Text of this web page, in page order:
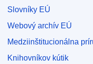
Slovníky EÚ
Webový archív EÚ
Medziinštitucionálna
Knihovníkov kútik